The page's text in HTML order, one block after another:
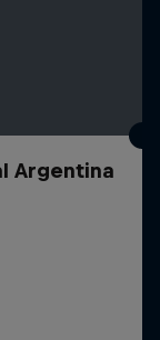
Argentina